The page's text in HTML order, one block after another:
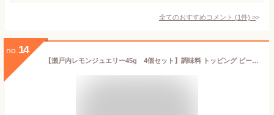
全てのおすすめコメント (1件) >
no. 14
【瀬戸内レモンジュエリー45g 4個セット】調味料 トッピング ビーズ状 噛めば広がる